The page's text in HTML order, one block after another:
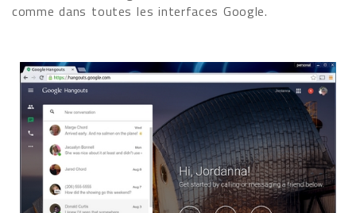
comme dans toutes les interfaces Google.